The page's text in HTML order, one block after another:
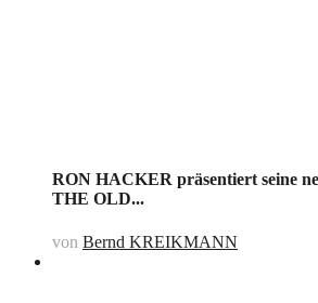
RON HACKER präsentiert seine
THE OLD...
von Bernd KREIKMANN